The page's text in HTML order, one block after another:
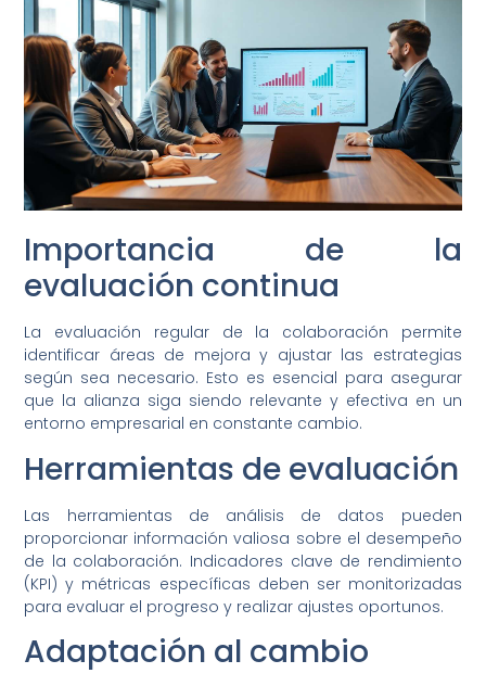
Importancia de la
evaluación continua
La evaluación regular de la colaboración permite
identificar áreas de mejora y ajustar las estrategias
según sea necesario. Esto es esencial para asegurar
que la alianza siga siendo relevante y efectiva en un
entorno empresarial en constante cambio.
Herramientas de evaluación
Las herramientas de análisis de datos pueden
proporcionar información valiosa sobre el desempeño
de la colaboración. Indicadores clave de rendimiento
(KPI) y métricas específicas deben ser monitorizadas
para evaluar el progreso y realizar ajustes oportunos.
Adaptación al cambio